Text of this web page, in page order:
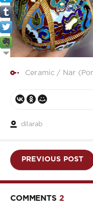
Ceramic / Nar
dilarab
PREVIOUS POST
COMMENTS 2